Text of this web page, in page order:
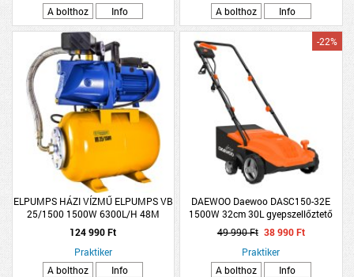
A bolthoz
Info
A bolthoz
Info
ELPUMPS HÁZI VÍZMŰ ELPUMPS VB
25/1500 1500W 6300L/H 48M
4,8BAR
124 990 Ft
Praktiker
A bolthoz
Info
DAEWOO Daewoo DASC150-32E
1500W 32cm 30L gyepszellőztető
-22%
49 990 Ft 38 990 Ft
Praktiker
A bolthoz
Info